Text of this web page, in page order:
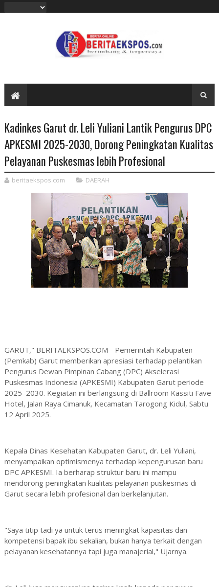
Kadinkes Garut dr. Leli Yuliani Lantik Pengurus DPC
APKESMI 2025-2030, Dorong Peningkatan Kualitas
Pelayanan Puskesmas lebih Profesional
beritaekspos.com DAERAH
GARUT," BERITAEKSPOS.COM - Pemerintah Kabupaten
(Pemkab) Garut memberikan apresiasi terhadap pelantikan
Pengurus Dewan Pimpinan Cabang (DPC) Akselerasi
Puskesmas Indonesia (APKESMI) Kabupaten Garut periode
2025–2030. Kegiatan ini berlangsung di Ballroom Kassiti Fave
Hotel, Jalan Raya Cimanuk, Kecamatan Tarogong Kidul, Sabtu
12 April 2025.
Kepala Dinas Kesehatan Kabupaten Garut, dr. Leli Yuliani,
menyampaikan optimismenya terhadap kepengurusan baru
DPC APKESMI. Ia berharap struktur baru ini mampu
mendorong peningkatan kualitas pelayanan puskesmas di
Garut secara lebih profesional dan berkelanjutan.
"Saya titip tadi ya untuk terus meningkat kapasitas dan
kompetensi bapak ibu sekalian, bukan hanya terkait dengan
pelayanan kesehatannya tapi juga manajerial," Ujarnya.